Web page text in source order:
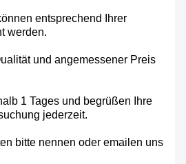
entsprechend Ihrer
werden.
und angemessener Preis
1 Tages und begrüßen Ihre
jederzeit.
bitte nennen oder emailen uns